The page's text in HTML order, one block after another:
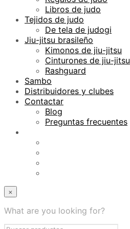
Libros de judo
Tejidos de judo
De tela de judogi
Jiu-jitsu brasileño
Kimonos de jiu-jitsu
Cinturones de jiu-jitsu
Rashguard
Sambo
Distribuidores y clubes
Contactar
Blog
Preguntas frecuentes
×
What are you looking for?